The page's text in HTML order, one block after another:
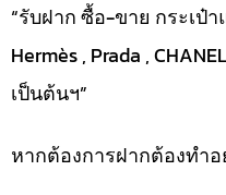
“รับฝาก ซื้อ-ขาย กระเ
Hermès , Prada ,
เป็นต้นฯ”
หากต้องการฝากต้องทำอ